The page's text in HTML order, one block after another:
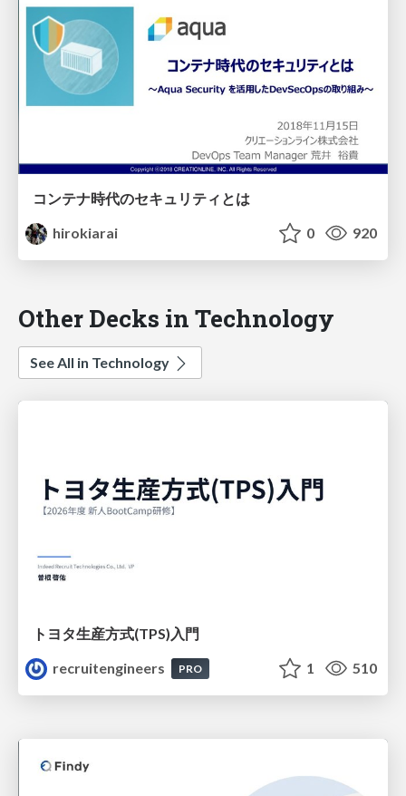
コンテナ時代のセキュリティとは
hirokiarai
0 920
Other Decks in Technology
See All in Technology
トヨタ⽣産⽅式(TPS)⼊⾨
recruitengineers
PRO 1 510